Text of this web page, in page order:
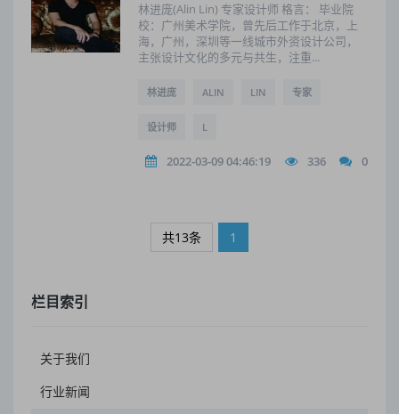
林进庞(Alin Lin) 专家设计师 格言： 毕业院
校：广州美术学院，曾先后工作于北京，上
海，广州，深圳等一线城市外资设计公司，
主张设计文化的多元与共生，注重...
林进庞 ALIN LIN 专家
设计师 L
2022-03-09 04:46:19 336 0
共13条 1
栏目索引
关于我们
行业新闻